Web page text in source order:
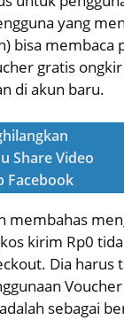
yang
bisa membaca
gratis
di akun baru.
Share Video
Facebook
membahas
kirim Rp0
Dia harus
sebagai